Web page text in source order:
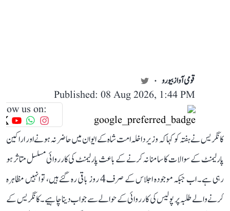
قومی آواز بیورو
Published: 08 Aug 2026, 1:44 PM
us on:
کانگریس نے ہفتہ کو کہا کہ وزیر داخلہ امت شاہ کے ایوان میں حاضر نہ ہونے اور اراکین
پارلیمنٹ کے سوالات کا سامنا نہ کرنے کے باعث پارلیمنٹ کی کارروائی مسلسل متاثر ہو
رہی ہے۔ اب جبکہ موجودہ اجلاس کے صرف 4 روز باقی رہ گئے ہیں، تو انہیں مظاہرہ
کرنے والے طلبہ پر پولیس کی کارروائی کے حوالے سے جواب دینا چاہیے۔ کانگریس کے